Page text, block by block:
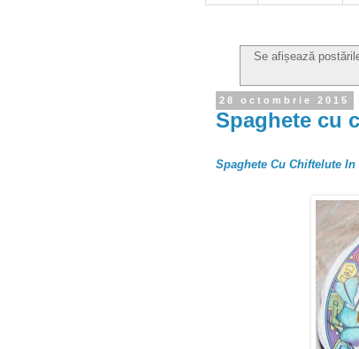
Se afișează
28 octombrie 2015
Spaghete cu
Spaghete Cu Chiftelute